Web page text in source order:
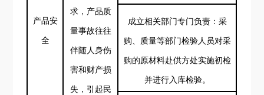
产品安
全
求， 产品质
量事故往往
伴随人身伤
害和财产损
失 ，引起民
成立相关部门专门负责：采
购、质量等部门检验人员对采
购的原材料赴供方处实施初检
并进行入库检验。